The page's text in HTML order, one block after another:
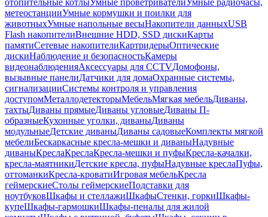
отопительные котлыУмные проветривателиУмные радиочасы,
метеостанцииУмные кормушки и поилки для
животныхУмные напольные весыНакопители данныхUSB
Flash накопителиВнешние HDD, SSD дискиКарты
памятиСетевые накопителиКартридерыОптические
дискиНаблюдение и безопасностьКамеры
видеонаблюденияАксессуары для CCTVДомофоны,
вызывные панелиДатчики для домаОхранные системы,
сигнализацииСистемы контроля и управления
доступомМеталлодетекторыМебельМягкая мебельДиваны,
тахтыДиваны прямыеДиваны угловыеДиваны П-
образныеКухонные уголки, диваныДиваны
модульныеДетские диваныДиваны садовыеКомплекты мягкой
мебелиБескаркасные кресла-мешки и диваныНадувные
диваныКреслаКреслаКресла-мешки и пуфыКресла-качалки,
кресла-маятникиДетские кресла, пуфыНадувные креслаПуфы,
оттоманкиКресла-кроватиИгровая мебельКресла
геймерскиеСтолы геймерскиеПодставки для
ноутбуковШкафы и стеллажиШкафыСтенки, горкиШкафы-
купеШкафы-гармошкиШкафы-пеналы для жилой